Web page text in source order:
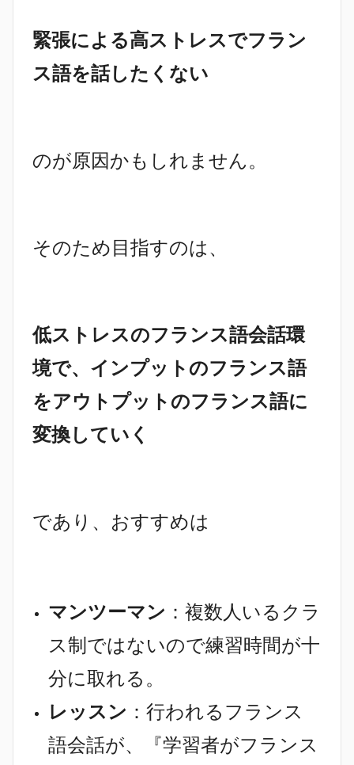
緊張による高ストレスでフラン
ス語を話したくない
のが原因かもしれません。
そのため目指すのは、
低ストレスのフランス語会話環
境で、インプットのフランス語
をアウトプットのフランス語に
変換していく
であり、おすすめは
マンツーマン ：複数人いるクラ
ス制ではないので練習時間が十
分に取れる。
レッスン ：行われるフランス
語会話が、『学習者がフランス